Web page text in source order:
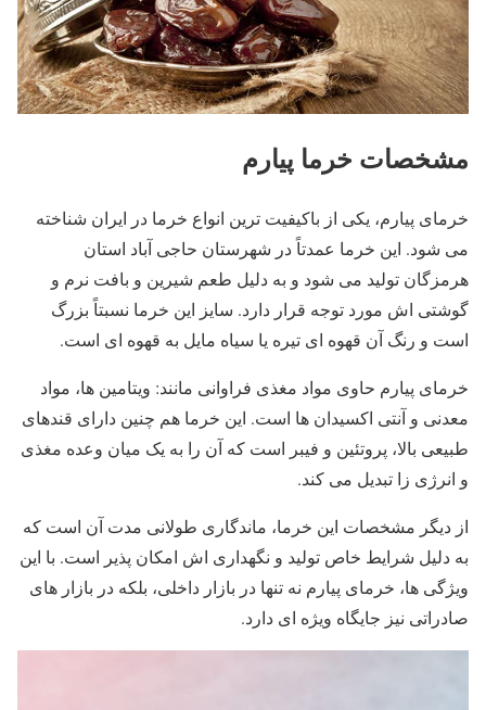
مشخصات خرما پیارم
خرمای پیارم، یکی از باکیفیت ‌ترین انواع خرما در ایران شناخته
می ‌شود. این خرما عمدتاً در شهرستان حاجی ‌آباد استان
هرمزگان تولید می ‌شود و به دلیل طعم شیرین و بافت نرم و
گوشتی ‌اش مورد توجه قرار دارد. سایز این خرما نسبتاً بزرگ
است و رنگ آن قهوه ‌ای تیره یا سیاه مایل به قهوه ‌ای است.
خرمای پیارم حاوی مواد مغذی فراوانی مانند: ویتامین‌ ها، مواد
معدنی و آنتی ‌اکسیدان ‌ها است. این خرما هم چنین دارای قندهای
طبیعی بالا، پروتئین و فیبر است که آن را به یک میان ‌وعده مغذی
و انرژی ‌زا تبدیل می ‌کند.
از دیگر مشخصات این خرما، ماندگاری طولانی‌ مدت آن است که
به دلیل شرایط خاص تولید و نگهداری ‌اش امکان ‌پذیر است. با این
ویژگی‌ ها، خرمای پیارم نه تنها در بازار داخلی، بلکه در بازار های
صادراتی نیز جایگاه ویژه‌ ای دارد.